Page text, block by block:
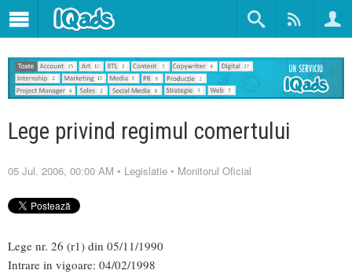
Lege privind regimul comertului
05 Jul. 2006, 00:00 AM • Legislatie • Monitorul Oficial
Lege nr. 26 (r1) din 05/11/1990
Intrare in vigoare: 04/02/1998